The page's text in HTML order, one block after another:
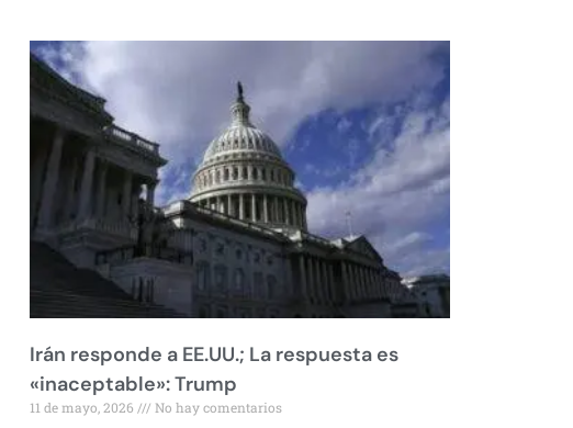
Irán responde a EE.UU.; La respuesta es
«inaceptable»: Trump
11 de mayo, 2026 No hay comentarios